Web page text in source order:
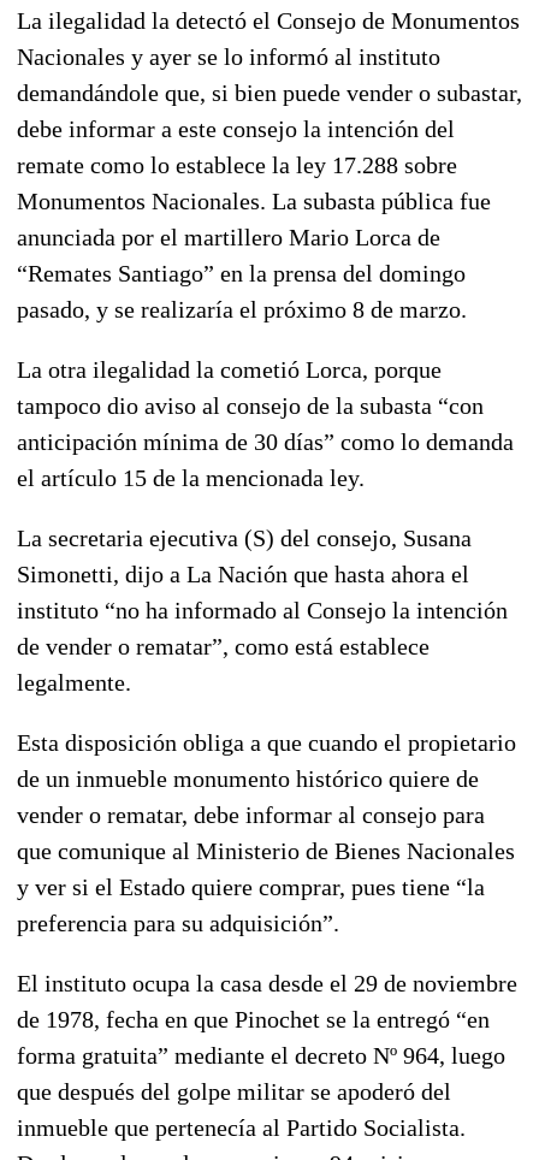
La ilegalidad la detectó el Consejo de Monumentos
Nacionales y ayer se lo informó al instituto
demandándole que, si bien puede vender o subastar,
debe informar a este consejo la intención del
remate como lo establece la ley 17.288 sobre
Monumentos Nacionales. La subasta pública fue
anunciada por el martillero Mario Lorca de
“Remates Santiago” en la prensa del domingo
pasado, y se realizaría el próximo 8 de marzo.
La otra ilegalidad la cometió Lorca, porque
tampoco dio aviso al consejo de la subasta “con
anticipación mínima de 30 días” como lo demanda
el artículo 15 de la mencionada ley.
La secretaria ejecutiva (S) del consejo, Susana
Simonetti, dijo a La Nación que hasta ahora el
instituto “no ha informado al Consejo la intención
de vender o rematar”, como está establece
legalmente.
Esta disposición obliga a que cuando el propietario
de un inmueble monumento histórico quiere de
vender o rematar, debe informar al consejo para
que comunique al Ministerio de Bienes Nacionales
y ver si el Estado quiere comprar, pues tiene “la
preferencia para su adquisición”.
El instituto ocupa la casa desde el 29 de noviembre
de 1978, fecha en que Pinochet se la entregó “en
forma gratuita” mediante el decreto Nº 964, luego
que después del golpe militar se apoderó del
inmueble que pertenecía al Partido Socialista.